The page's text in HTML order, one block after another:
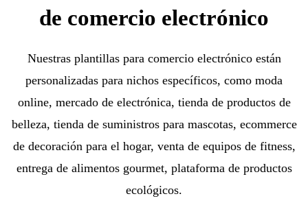
de comercio electrónico
Nuestras plantillas para comercio electrónico están
personalizadas para nichos específicos, como moda
online, mercado de electrónica, tienda de productos de
belleza, tienda de suministros para mascotas, ecommerce
de decoración para el hogar, venta de equipos de fitness,
entrega de alimentos gourmet, plataforma de productos
ecológicos.